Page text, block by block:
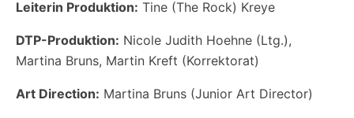
Leiterin Produktion: Tine (The Rock) Kreye
DTP-Produktion: Nicole Judith Hoehne (Ltg.),
Martina Bruns, Martin Kreft (Korrektorat)
Art Direction: Martina Bruns (Junior Art Director)